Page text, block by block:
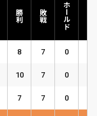
勝利 敗戦 ホールド
8 7 0
10 7 0
7 7 0